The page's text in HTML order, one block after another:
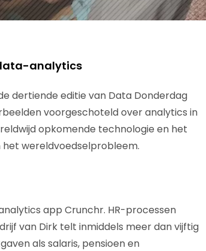
analytics
dertiende editie van Data Donderdag
voorgeschoteld over analytics in
opkomende technologie en het
wereldvoedselprobleem.
app Crunchr. HR-processen
van Dirk telt inmiddels meer dan vijftig
als salaris, pensioen en